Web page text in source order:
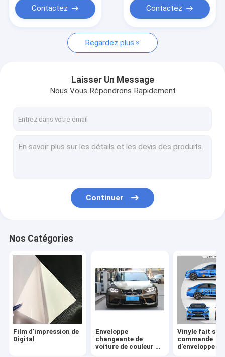
Demandez une citation
Film d'impression de Digital
Vinyle fait sur commande d'enveloppe de voiture
Film de protection de peinture de voiture de TPU
Contactez Contactez
Regardez plus
Laisser Un Message
Nous Vous Répondrons Rapidement
Continuer
Nos Catégories
Film d'impression de
Digital
Enveloppe
changeante de
voiture de couleur de
Vinyle fait sur
commande
d'enveloppe de